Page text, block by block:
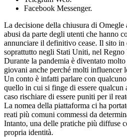
Facebook Messenger.
La decisione della chiusura di
abusi da parte degli utenti che hanno
annunciare il definitivo cease. Il sito in
soprattutto negli Stati Uniti, nel
Durante la pandemia è diventato
giovani anche perché molti influencer
Un conto è infatti parlare con
quello in cui si finge di essere qualcun
caso rischiare di essere puniti per il
La nomea della piattaforma ci ha
reati più comuni commessi da
Intanto, una delle pratiche più diffuse
propria identità.